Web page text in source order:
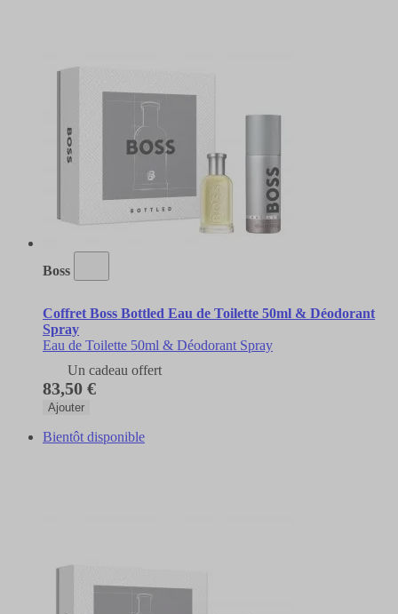
Boss
Coffret Boss Bottled Eau de Toilette 50ml & Déodorant
Spray
Eau de Toilette 50ml & Déodorant Spray
Un cadeau offert
83,50 €
Ajouter
Bientôt disponible